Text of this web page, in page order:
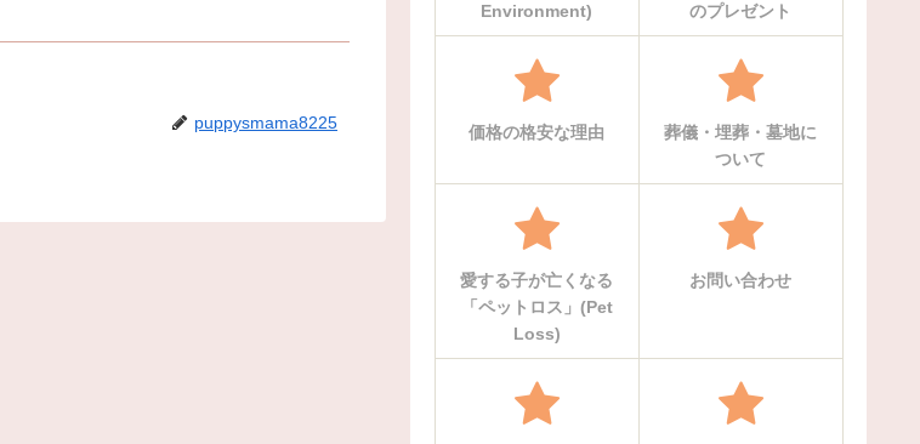
puppysmama8225
Environment)
のプレゼント
価格の格安な理由
葬儀・埋葬・墓地に
ついて
愛する子が亡くなる
「ペットロス」(Pet
Loss)
お問い合わせ